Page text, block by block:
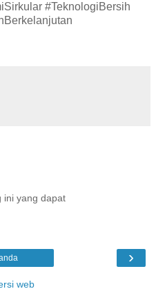
#TeknologiBersih
ini yang dapat
›
web